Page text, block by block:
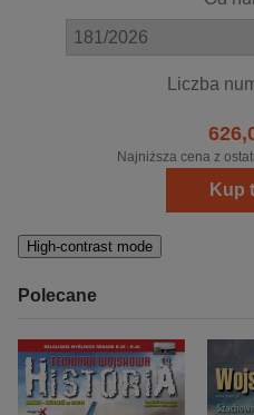
Liczba
Najniższa cena z
Kup
High-contrast mode
Polecane